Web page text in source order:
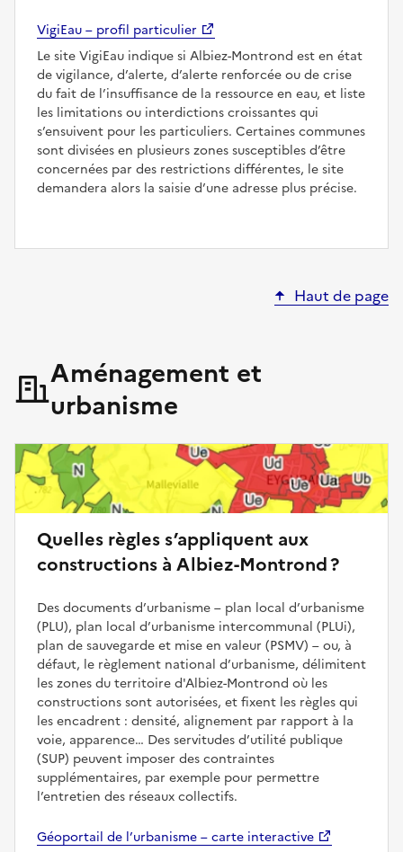
VigiEau – profil particulier
Le site VigiEau indique si Albiez-Montrond est en état
de vigilance, d’alerte, d’alerte renforcée ou de crise
du fait de l’insuffisance de la ressource en eau, et liste
les limitations ou interdictions croissantes qui
s’ensuivent pour les particuliers. Certaines communes
sont divisées en plusieurs zones susceptibles d’être
concernées par des restrictions différentes, le site
demandera alors la saisie d’une adresse plus précise.
Haut de page
Aménagement et
urbanisme
Quelles règles s’appliquent aux
constructions à Albiez-Montrond ?
Des documents d’urbanisme – plan local d’urbanisme
(PLU), plan local d’urbanisme intercommunal (PLUi),
plan de sauvegarde et mise en valeur (PSMV) – ou, à
défaut, le règlement national d’urbanisme, délimitent
les zones du territoire d'Albiez-Montrond où les
constructions sont autorisées, et fixent les règles qui
les encadrent : densité, alignement par rapport à la
voie, apparence… Des servitudes d’utilité publique
(SUP) peuvent imposer des contraintes
supplémentaires, par exemple pour permettre
l’entretien des réseaux collectifs.
Géoportail de l’urbanisme – carte interactive